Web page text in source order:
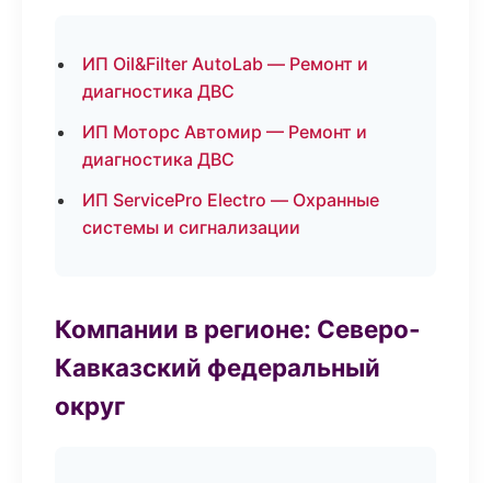
ИП Oil&Filter AutoLab — Ремонт и
диагностика ДВС
ИП Моторс Автомир — Ремонт и
диагностика ДВС
ИП ServicePro Electro — Охранные
системы и сигнализации
Компании в регионе: Северо-
Кавказский федеральный
округ